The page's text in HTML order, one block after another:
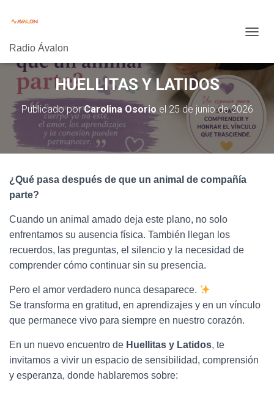
Radio Ávalon
M
I
R
D
HUELLITAS Y LATIDOS
Publicado porCarolina Osorio el 25 de junio de 2026
¿Qué pasa después de que un animal de compañía
parte?
Cuando un animal amado deja este plano, no solo
enfrentamos su ausencia física. También llegan los
recuerdos, las preguntas, el silencio y la necesidad de
comprender cómo continuar sin su presencia.
Pero el amor verdadero nunca desaparece.
Se transforma en gratitud, en aprendizajes y en un vínculo
que permanece vivo para siempre en nuestro corazón.
En un nuevo encuentro de Huellitas y Latidos, te
invitamos a vivir un espacio de sensibilidad, comprensión
y esperanza, donde hablaremos sobre: